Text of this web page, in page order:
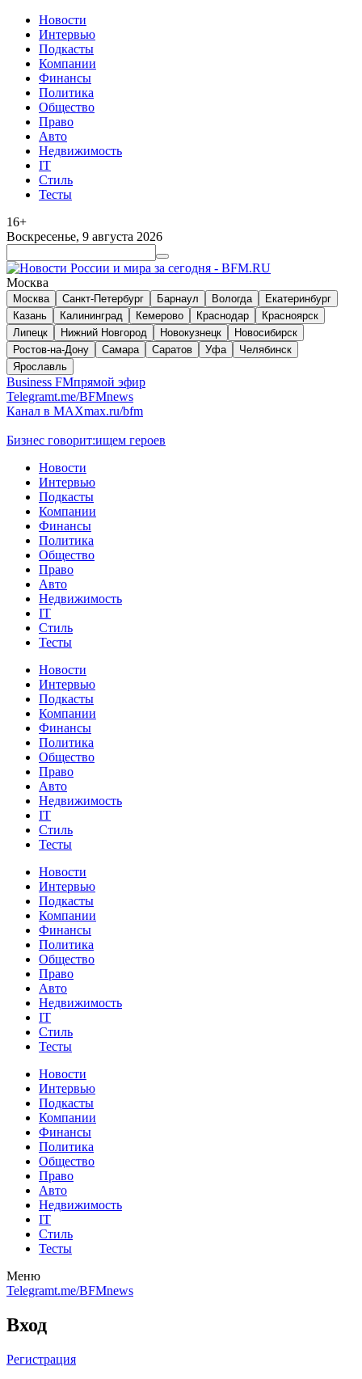
Новости
Интервью
Подкасты
Компании
Финансы
Политика
Общество
Право
Авто
Недвижимость
IT
Стиль
Тесты
16+
Воскресенье, 9 августа 2026
Москва
Москва Санкт-Петербург Барнаул Вологда
Екатеринбург
Казань
Калининград Кемерово Краснодар
Красноярск
Липецк
Нижний Новгород Новокузнецк
Новосибирск
Ростов-на-Дону
Самара Саратов Уфа
Челябинск
Ярославль
Business FMпрямой эфир
Telegramt.me/BFMnews
Канал в MAXmax.ru/bfm
Бизнес говорит:ищем героев
Новости
Интервью
Подкасты
Компании
Финансы
Политика
Общество
Право
Авто
Недвижимость
IT
Стиль
Тесты
Новости
Интервью
Подкасты
Компании
Финансы
Политика
Общество
Право
Авто
Недвижимость
IT
Стиль
Тесты
Новости
Интервью
Подкасты
Компании
Финансы
Политика
Общество
Право
Авто
Недвижимость
IT
Стиль
Тесты
Новости
Интервью
Подкасты
Компании
Финансы
Политика
Общество
Право
Авто
Недвижимость
IT
Стиль
Тесты
Меню
Telegramt.me/BFMnews
Вход
Регистрация